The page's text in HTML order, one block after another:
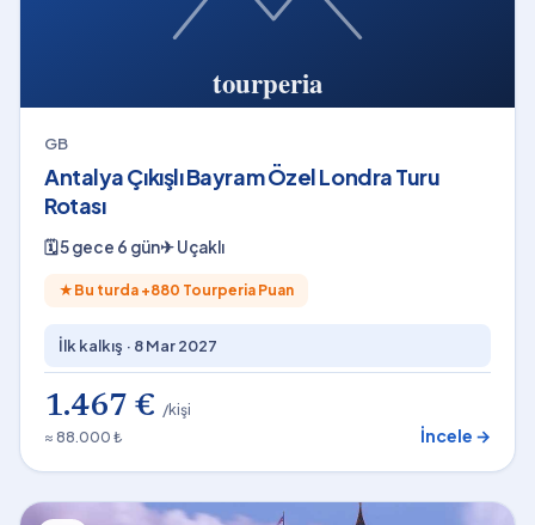
GB
Antalya Çıkışlı Bayram Özel Londra Turu
Rotası
🗓5 gece 6 gün✈Uçaklı
★ Bu turda +880 Tourperia Puan
İlk kalkış · 8 Mar 2027
1.467 € /kişi
≈ 88.000 ₺
İncele →